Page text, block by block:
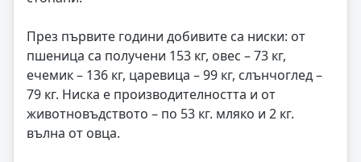
През първите години добивите са ниски: от
пшеница са получени 153 кг, овес – 73 кг,
ечемик – 136 кг, царевица – 99 кг, слънчоглед –
79 кг. Ниска е производителността и от
животновъдството – по 53 кг. мляко и 2 кг.
вълна от овца.